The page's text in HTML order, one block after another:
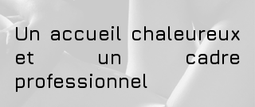
Un accueil chaleureux
et un cadre
professionnel